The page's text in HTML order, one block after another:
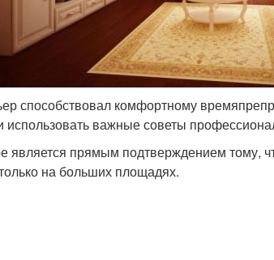
способствовал комфортному
использовать важные советы
является прямым подтверждением тому,
на больших площадях.